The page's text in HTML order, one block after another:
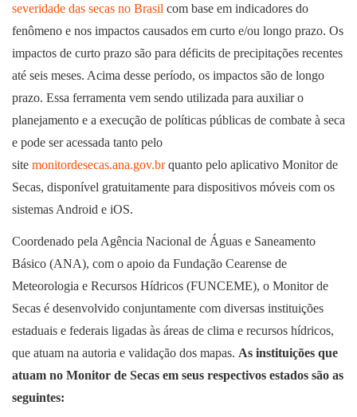
severidade das secas no Brasil com base em indicadores do
fenômeno e nos impactos causados em curto e/ou longo prazo. Os
impactos de curto prazo são para déficits de precipitações recentes
até seis meses. Acima desse período, os impactos são de longo
prazo. Essa ferramenta vem sendo utilizada para auxiliar o
planejamento e a execução de políticas públicas de combate à seca
e pode ser acessada tanto pelo
site monitordesecas.ana.gov.brquanto pelo aplicativo Monitor de
Secas, disponível gratuitamente para dispositivos móveis com os
sistemas Android e iOS.
Coordenado pela Agência Nacional de Águas e Saneamento
Básico (ANA), com o apoio da Fundação Cearense de
Meteorologia e Recursos Hídricos (FUNCEME), o Monitor de
Secas é desenvolvido conjuntamente com diversas instituições
estaduais e federais ligadas às áreas de clima e recursos hídricos,
que atuam na autoria e validação dos mapas. As instituições que
atuam no Monitor de Secas em seus respectivos estados são as
seguintes: